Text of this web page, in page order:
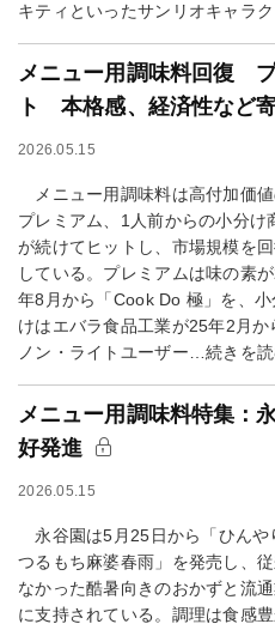
キティといったサンリオキャラ
メニュー用調味料回復
ト 本格感、経済性など
2026.05.15
メニュー用調味料は高付加価
プレミアム、1人前からの小分け
が続けてヒットし、市場規模を
している。プレミアムは味の素
年8月から「Cook Do 極」を、小
けはエバラ食品工業が25年2月
ノン・ライトユーザー…続きを
メニュー用調味料特集：
好発進
2026.05.15
永谷園は5月25日から「ひんや
つるもち麻婆春雨」を発売し、
なかった酷暑向きのおかずと流
に支持されている。調理は食感